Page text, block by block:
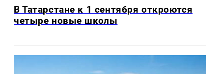
В Татарстане к 1 сентября откроются
четыре новые школы